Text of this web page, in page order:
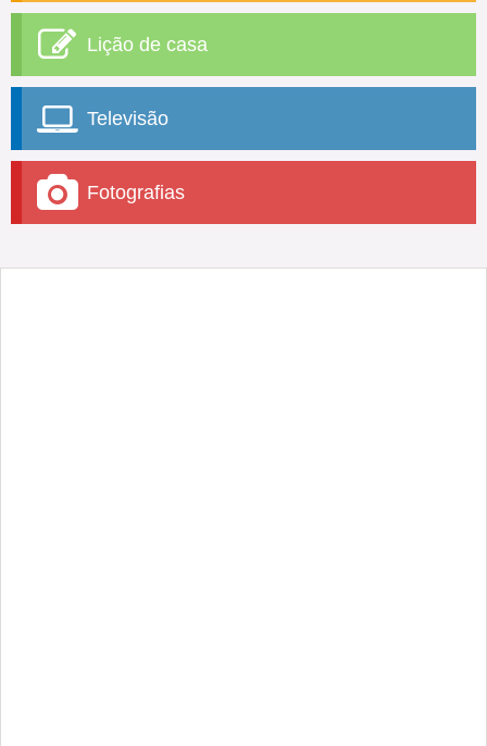
Lição de casa
Televisão
Fotografias